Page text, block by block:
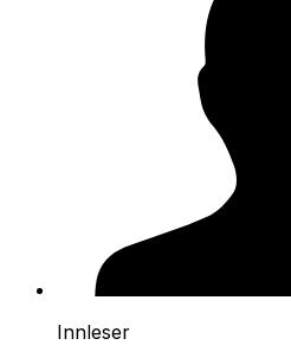
Innleser